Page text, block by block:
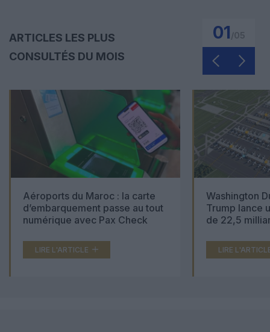
ARTICLES LES PLUS
CONSULTÉS DU MOIS
01
Aéroports du Maroc : la carte
d’embarquement passe au tout
numérique avec Pax Check
LIRE L'ARTICLE
Washington
Trump lance
de 22,5
LIRE